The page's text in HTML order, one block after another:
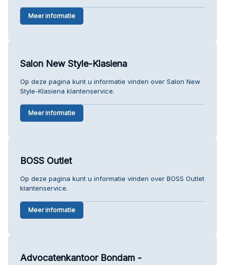
Meer informatie
Salon New Style-Klasiena
Op deze pagina kunt u informatie vinden over Salon New
Style-Klasiena klantenservice.
Meer informatie
BOSS Outlet
Op deze pagina kunt u informatie vinden over BOSS Outlet
klantenservice.
Meer informatie
Advocatenkantoor Bondam -